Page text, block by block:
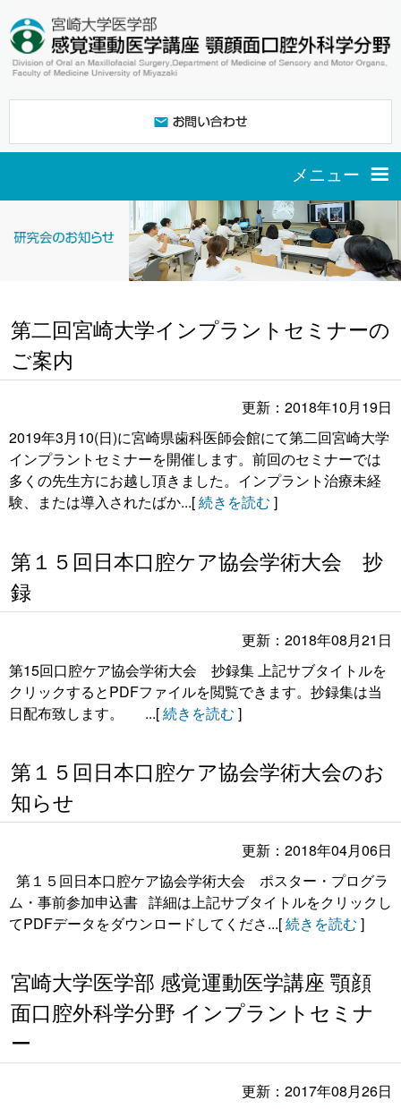
メニュー
ご挨拶
研究紹介
医療者へ
第二回宮崎大学インプラントセミナーの
ご案内
更新：2018年10月19日
2019年3月10(日)に宮崎県歯科医師会館にて第二回宮崎大学
インプラントセミナーを開催します。前回のセミナーでは
多くの先生方にお越し頂きました。インプラント治療未経
験、または導入されたばか...[続きを読む ]
第１５回日本口腔ケア協会学術大会 抄
録
更新：2018年08月21日
第15回口腔ケア協会学術大会 抄録集 上記サブタイトルを
クリックするとPDFファイルを閲覧できます。抄録集は当
日配布致します。 ...[続きを読む ]
第１５回日本口腔ケア協会学術大会のお
知らせ
更新：2018年04月06日
第１５回日本口腔ケア協会学術大会 ポスター・プログラ
ム・事前参加申込書 詳細は上記サブタイトルをクリックし
てPDFデータをダウンロードしてくださ...[続きを読む ]
宮崎大学医学部 感覚運動医学講座 顎顔
面口腔外科学分野 インプラントセミナ
ー
更新：2017年08月26日